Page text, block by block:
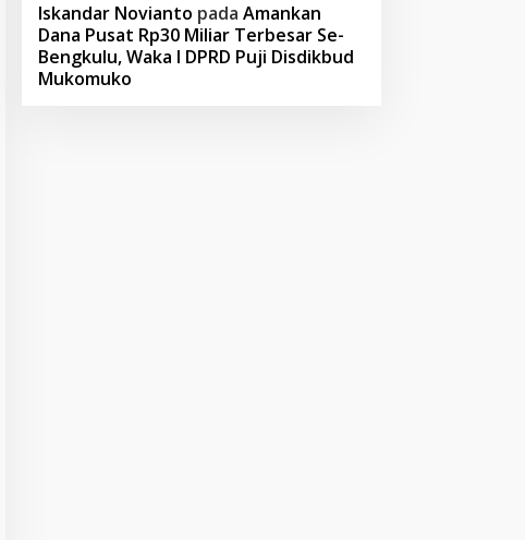
Iskandar Novianto pada Amankan
Dana Pusat Rp30 Miliar Terbesar Se-
Bengkulu, Waka I DPRD Puji Disdikbud
Mukomuko